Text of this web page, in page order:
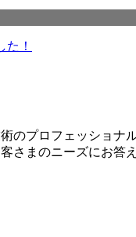
！
のプロフェッショナ
さまのニーズにお答